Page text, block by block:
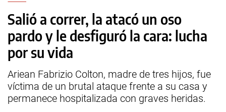
Salió a correr, la atacó un oso
pardo y le desfiguró la cara: lucha
por su vida
Ariean Fabrizio Colton, madre de tres hijos, fue
víctima de un brutal ataque frente a su casa y
permanece hospitalizada con graves heridas.